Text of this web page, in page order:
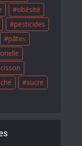
obésité
pesticides
pâtes
sucre